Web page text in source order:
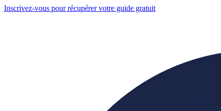
Inscrivez-vous pour récupérer votre guide gratuit